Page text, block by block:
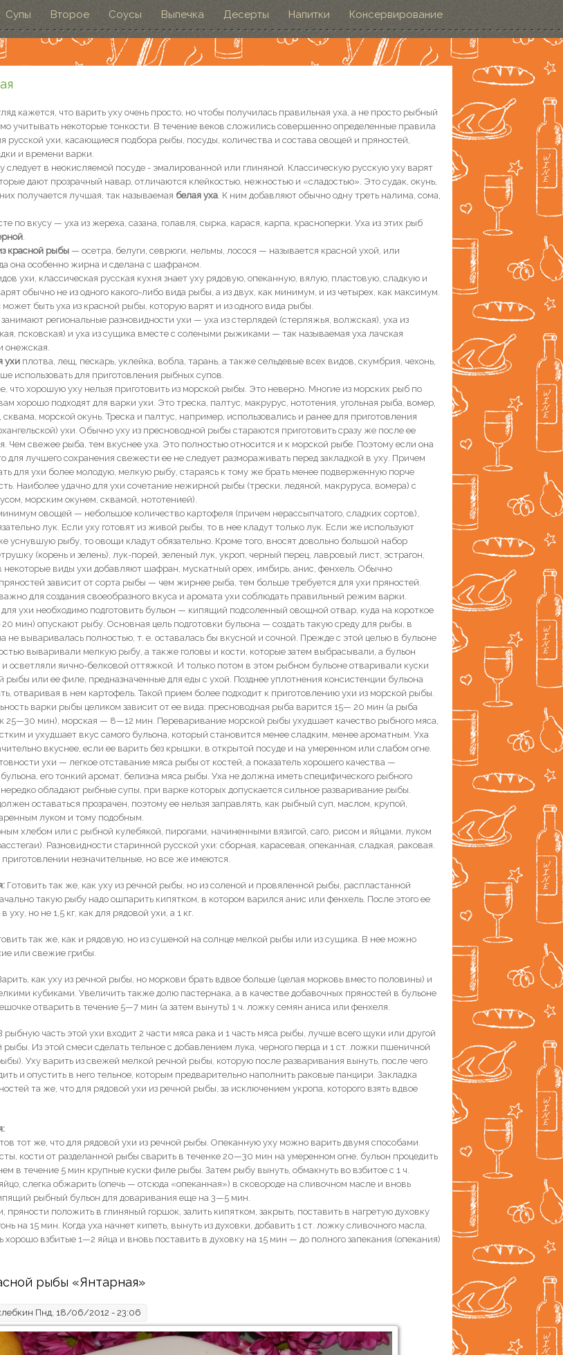
Супы Второе Соусы Выпечка Десерты Напитки Консервирование
кажется, что варить уху очень просто, но чтобы получилась правильная уха, а не просто рыбный
учитывать некоторые тонкости. В течение веков сложились совершенно определенные правила
русской ухи, касающиеся подбора рыбы, посуды, количества и состава овощей и пряностей,
и времени варки.
следует в неокисляемой посуде - эмалированной или глиняной. Классическую русскую уху варят
дают прозрачный навар, отличаются клейкостью, нежностью и «сладостью». Это судак, окунь,
получается лучшая, так называемая белая уха. К ним добавляют обычно одну треть налима, сома,
по вкусу — уха из жереха, сазана, голавля, сырка, карася, карпа, красноперки. Уха из этих рыб
.
красной рыбы — осетра, белуги, севрюги, нельмы, лосося — называется красной ухой, или
она особенно жирна и сделана с шафраном.
ухи, классическая русская кухня знает уху рядовую, опеканную, вялую, пластовую, сладкую и
обычно не из одного какого-либо вида рыбы, а из двух, как минимум, и из четырех, как максимум.
быть уха из красной рыбы, которую варят и из одного вида рыбы.
региональные разновидности ухи — уха из стерлядей (стерляжья, волжская), уха из
псковская) и уха из сущика вместе с солеными рыжиками — так называемая уха лачская
онежская.
ухи плотва, лещ, пескарь, уклейка, вобла, тарань, а также сельдевые всех видов, скумбрия, чехонь,
использовать для приготовления рыбных супов.
что хорошую уху нельзя приготовить из морской рыбы. Это неверно. Многие из морских рыб по
хорошо подходят для варки ухи. Это треска, палтус, макрурус, нототения, угольная рыба, вомер,
морской окунь. Треска и палтус, например, использовались и ранее для приготовления
ухи. Обычно уху из пресноводной рыбы стараются приготовить сразу же после ее
Чем свежее рыба, тем вкуснее уха. Это полностью относится и к морской рыбе. Поэтому если она
для лучшего сохранения свежести ее не следует размораживать перед закладкой в уху. Причем
для ухи более молодую, мелкую рыбу, стараясь к тому же брать менее подверженную порче
Наиболее удачно для ухи сочетание нежирной рыбы (трески, ледяной, макруруса, вомера) с
морским окунем, сквамой, нототенией).
овощей — небольшое количество картофеля (причем нерассыпчатого, сладких сортов),
лук. Если уху готовят из живой рыбы, то в нее кладут только лук. Если же используют
уснувшую рыбу, то овощи кладут обязательно. Кроме того, вносят довольно большой набор
(корень и зелень), лук-порей, зеленый лук, укроп, черный перец, лавровый лист, эстрагон,
некоторые виды ухи добавляют шафран, мускатный орех, имбирь, анис, фенхель. Обычно
зависит от сорта рыбы — чем жирнее рыба, тем больше требуется для ухи пряностей.
для создания своеобразного вкуса и аромата ухи соблюдать правильный режим варки.
ухи необходимо подготовить бульон — кипящий подсоленный овощной отвар, куда на короткое
20 мин) опускают рыбу. Основная цель подготовки бульона — создать такую среду для рыбы, в
не вываривалась полностью, т. е. оставалась бы вкусной и сочной. Прежде с этой целью в бульоне
вываривали мелкую рыбу, а также головы и кости, которые затем выбрасывали, а бульон
осветляли яично-белковой оттяжкой. И только потом в этом рыбном бульоне отваривали куски
рыбы или ее филе, предназначенные для еды с ухой. Позднее уплотнения консистенции бульона
отваривая в нем картофель. Такой прием более подходит к приготовлению ухи из морской рыбы.
варки рыбы целиком зависит от ее вида: пресноводная рыба варится 15— 20 мин (а рыба
25—30 мин), морская — 8—12 мин. Переваривание морской рыбы ухудшает качество рыбного мяса,
и ухудшает вкус самого бульона, который становится менее сладким, менее ароматным. Уха
вкуснее, если ее варить без крышки, в открытой посуде и на умеренном или слабом огне.
ухи — легкое отставание мяса рыбы от костей, а показатель хорошего качества —
бульона, его тонкий аромат, белизна мяса рыбы. Уха не должна иметь специфического рыбного
нередко обладают рыбные супы, при варке которых допускается сильное разваривание рыбы.
оставаться прозрачен, поэтому ее нельзя заправлять, как рыбный суп, маслом, крупой,
луком и тому подобным.
хлебом или с рыбной кулебякой, пирогами, начиненными вязигой, саго, рисом и яйцами, луком
Разновидности старинной русской ухи: сборная, карасевая, опеканная, сладкая, раковая.
приготовлении незначительные, но все же имеются.
Готовить так же, как уху из речной рыбы, но из соленой и провяленной рыбы, распластанной
такую рыбу надо ошпарить кипятком, в котором варился анис или фенхель. После этого ее
уху, но не 1,5 кг, как для рядовой ухи, а 1 кг.
так же, как и рядовую, но из сушеной на солнце мелкой рыбы или из сущика. В нее можно
или свежие грибы.
как уху из речной рыбы, но моркови брать вдвое больше (целая морковь вместо половины) и
кубиками. Увеличить также долю пастернака, а в качестве добавочных пряностей в бульоне
отварить в течение 5—7 мин (а затем вынуть) 1 ч. ложку семян аниса или фенхеля.
рыбную часть этой ухи входит 2 части мяса рака и 1 часть мяса рыбы, лучше всего щуки или другой
рыбы. Из этой смеси сделать тельное с добавлением лука, черного перца и 1 ст. ложки пшеничной
Уху варить из свежей мелкой речной рыбы, которую после разваривания вынуть, после чего
и опустить в него тельное, которым предварительно наполнить раковые панцири. Закладка
та же, что для рядовой ухи из речной рыбы, за исключением укропа, которого взять вдвое
тот же, что для рядовой ухи из речной рыбы. Опеканную уху можно варить двумя способами.
кости от разделанной рыбы сварить в теченке 20—30 мин на умеренном огне, бульон процедить
в течение 5 мин крупные куски филе рыбы. Затем рыбу вынуть, обмакнуть во взбитое с 1 ч.
слегка обжарить (опечь — отсюда «опеканная») в сковороде на сливочном масле и вновь
рыбный бульон для доваривания еще на 3—5 мин.
пряности положить в глиняный горшок, залить кипятком, закрыть, поставить в нагретую духовку
на 15 мин. Когда уха начнет кипеть, вынуть из духовки, добавить 1 ст. ложку сливочного масла,
хорошо взбитые 1—2 яйца и вновь поставить в духовку на 15 мин — до полного запекания (опекания)
рыбы «Янтарная»
Пнд, 18/06/2012 - 23:06